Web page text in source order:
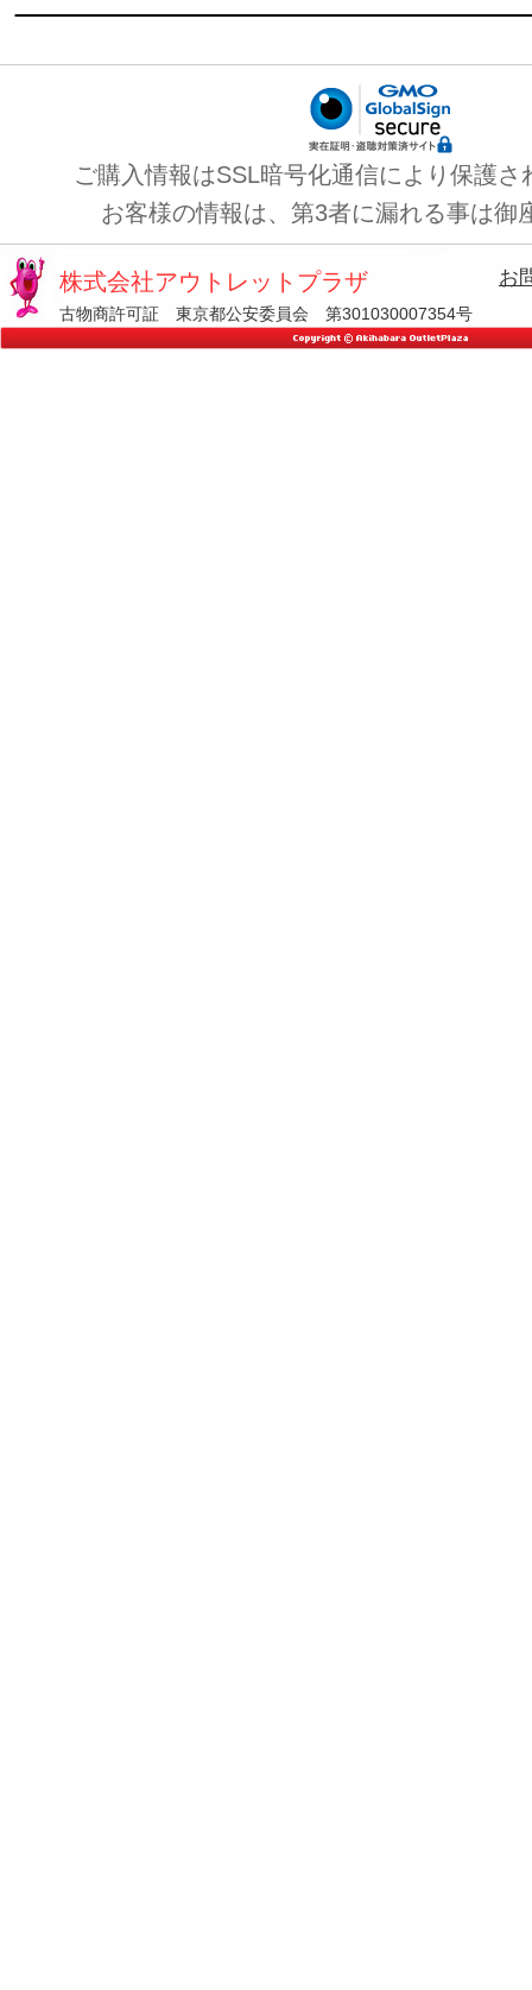
ご購入情報はSSL暗号化通信により保護さ
お客様の情報は、第3者に漏れる事は御
株式会社アウトレットプラザ
古物商許可証 東京都公安委員会 第301030007354号
お